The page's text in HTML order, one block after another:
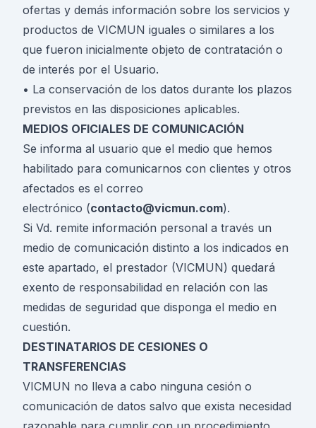
ofertas y demás información sobre los servicios y
productos de VICMUN iguales o similares a los
que fueron inicialmente objeto de contratación o
de interés por el Usuario.
• La conservación de los datos durante los plazos
previstos en las disposiciones aplicables.
MEDIOS OFICIALES DE COMUNICACIÓN
Se informa al usuario que el medio que hemos
habilitado para comunicarnos con clientes y otros
afectados es el correo
electrónico (contacto@vicmun.com).
Si Vd. remite información personal a través un
medio de comunicación distinto a los indicados en
este apartado, el prestador (VICMUN) quedará
exento de responsabilidad en relación con las
medidas de seguridad que disponga el medio en
cuestión.
DESTINATARIOS DE CESIONES O
TRANSFERENCIAS
VICMUN no lleva a cabo ninguna cesión o
comunicación de datos salvo que exista necesidad